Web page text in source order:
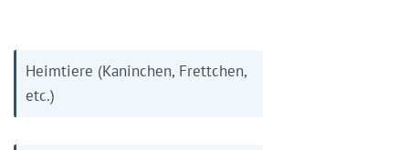
Heimtiere (Kaninchen, Frettchen,
etc.)